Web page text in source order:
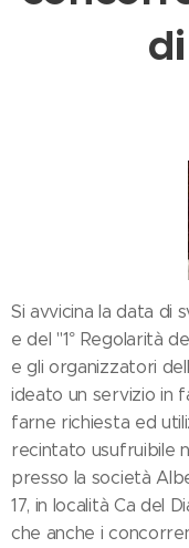
Si avvicina la data di
e del "1° Regolarità
e gli organizzatori
ideato un servizio in
farne richiesta ed
recintato usufruibile
presso la società
17, in località Ca del
che anche i